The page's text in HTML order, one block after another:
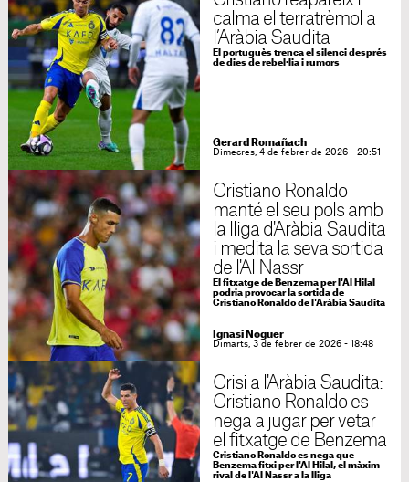
calma el terratrèmol a
l’Aràbia Saudita
El portuguès trenca el silenci després
de dies de rebel·lia i rumors
Gerard Romañach
Dimecres, 4 de febrer de 2026 - 20:51
Cristiano Ronaldo
manté el seu pols amb
la lliga d'Aràbia Saudita
i medita la seva sortida
de l'Al Nassr
El fitxatge de Benzema per l'Al Hilal
podria provocar la sortida de
Cristiano Ronaldo de l'Aràbia Saudita
Ignasi Noguer
Dimarts, 3 de febrer de 2026 - 18:48
Crisi a l'Aràbia Saudita:
Cristiano Ronaldo es
nega a jugar per vetar
el fitxatge de Benzema
Cristiano Ronaldo es nega que
Benzema fitxi per l'Al Hilal, el màxim
rival de l'Al Nassr a la lliga